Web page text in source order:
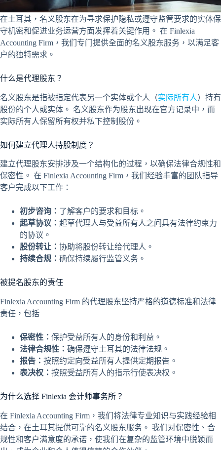
在土耳其，名义股东在为寻求保护隐私或遵守监管要求的实体保
守机密和促进业务运营方面发挥着关键作用。 在 Finlexia
Accounting Firm，我们专门提供全面的名义股东服务，以满足客
户的独特需求。
什么是代理股东？
名义股东是指被指定代表另一个实体或个人（实际所有人）持有
股份的个人或实体。 名义股东作为股东出现在官方记录中，而
实际所有人保留所有权并私下控制股份。
如何建立代理人持股制度？
建立代理股东安排涉及一个结构化的过程，以确保法律合规性和
保密性。 在 Finlexia Accounting Firm，我们经验丰富的团队指导
客户完成以下工作：
初步咨询： 了解客户的要求和目标。
起草协议： 起草代理人与受益所有人之间具有法律约束力
的协议。
股份转让： 协助将股份转让给代理人。
持续合规： 确保持续履行监管义务。
被提名股东的责任
Finlexia Accounting Firm 的代理股东坚持严格的道德标准和法律
责任，包括
保密性： 保护受益所有人的身份和利益。
法律合规性： 确保遵守土耳其的法律法规。
报告： 按照约定向受益所有人提供定期报告。
表决权： 按照受益所有人的指示行使表决权。
为什么选择 Finlexia 会计师事务所？
在 Finlexia Accounting Firm，我们将法律专业知识与实践经验相
结合，在土耳其提供可靠的名义股东服务。 我们对保密性、合
规性和客户满意度的承诺，使我们在复杂的监管环境中脱颖而